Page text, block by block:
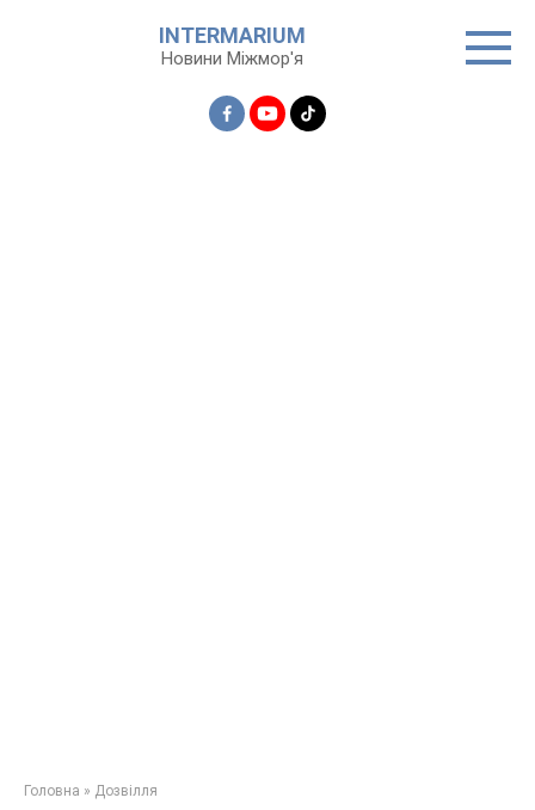
INTERMARIUM
Новини Міжмор'я
Головна » Дозвілля